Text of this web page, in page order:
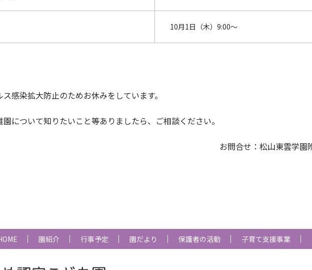
10月1日（木）9:00～
感染拡大防止のためお休みをしています。
について知りたいこと等ありましたら、ご相談ください。
：松山東雲学園附属幼稚園
園紹介 行事予定 園だより 保護者の活動 子育て支援事業